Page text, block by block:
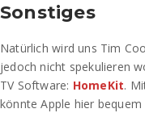
Sonstiges
Natürlich wird uns Tim
jedoch nicht spekulieren
TV Software: HomeKit.
könnte Apple hier bequem